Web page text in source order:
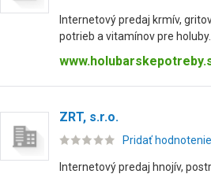
Internetový predaj krmív,
potrieb a vitamínov pre holuby.
ZRT, s.r.o.
Pridať hodnotenie
Internetový predaj hnojív,